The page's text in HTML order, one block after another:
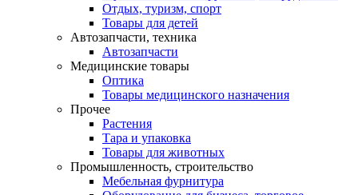
Отдых, туризм, спорт
Товары для детей
Автозапчасти, техника
Автозапчасти
Медицинские товары
Оптика
Товары медицинского назначения
Прочее
Растения
Тара и упаковка
Товары для животных
Промышленность, строительство
Мебельная фурнитура